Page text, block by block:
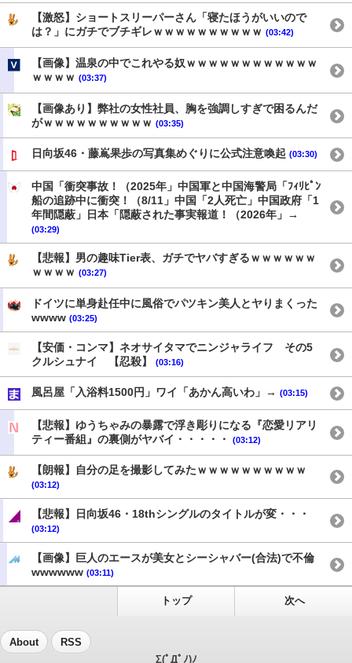
【激怒】ショートスリーパーさん「寝たほうがいいので
は？」にガチでブチギレｗｗｗｗｗｗｗｗｗｗ (03:42)
【画像】温泉の中でこれやる奴ｗｗｗｗｗｗｗｗｗｗｗｗ
ｗｗｗｗ (03:37)
【画像あり】弊社の女性社員、胸を強調しすぎで困るんだ
がｗｗｗｗｗｗｗｗｗｗ (03:35)
日向坂46・藤嶌果歩の写真集めぐりに公式注意喚起 (03:30)
中国「衝突事故！（2025年」中国軍と中国海警局「ﾌｨﾘﾋﾟﾝ
船の追跡中に衝突！（8/11」中国「2人死亡」中国政府「1
年間隠蔽」日本「隠蔽された事実報道！（2026年」→
(03:29)
【悲報】男の趣味Tier表、ガチでヤバすぎるｗｗｗｗｗｗ
ｗｗｗｗ (03:27)
ドイツに単身赴任中に風俗でパツキン美人とヤりまくった
wwww (03:25)
【安価・コンマ】ネオサイタマでニンジャライフ その5
クルシュナイ 【忍殺】
(03:16)
風呂屋「入浴料1500円」ワイ「あかん高いわ」→ (03:15)
【悲報】ゆうちゃみの暴露で浮き彫りになる『恋愛リアリ
ティー番組』の裏側がヤバイ・・・・・
(03:12)
【朗報】自分の足を撮影してみたｗｗｗｗｗｗｗｗｗｗ
(03:12)
【悲報】日向坂46・18thシングルのタイトルが変・・・
(03:12)
【画像】巨人のエースが美女とシーシャバー(合法)で不倫
wwwwww (03:11)
トップ 次へ
About RSS
Σ(ﾟДﾟﾉ)ﾉ